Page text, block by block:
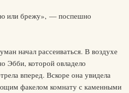
или брежу», — поспешно
начал рассеиваться. В воздухе
Эбби, которой овладело
вперед. Вскоре она увидела
факелом комнату с каменными